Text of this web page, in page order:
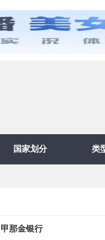
国家划分 类
甲那金银行